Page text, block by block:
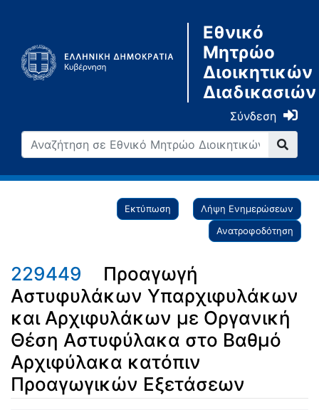
Εθνικό
Μητρώο
Διοικητικών
Διαδικασιών
Σύνδεση
Εκτύπωση
Λήψη Ενημερώσεων
Ανατροφοδότηση
229449
Προαγωγή
Αστυφυλάκων Υπαρχιφυλάκων
και Αρχιφυλάκων με Οργανική
Θέση Αστυφύλακα στο Βαθμό
Αρχιφύλακα κατόπιν
Προαγωγικών Εξετάσεων